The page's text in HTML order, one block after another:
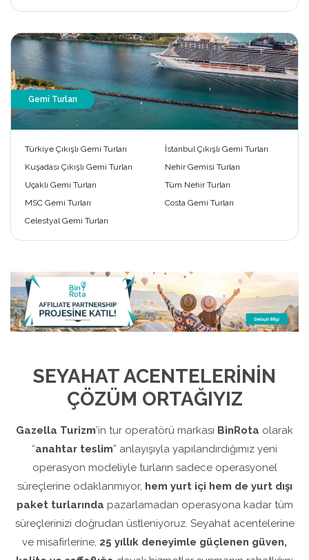
Gemi Turları
Türkiye Çıkışlı Gemi Turları
İstanbul Çıkışlı Gemi Turları
Kuşadası Çıkışlı Gemi Turları
Nehir Gemisi Turları
Uçaklı Gemi Turları
Tüm Nehir Turları
MSC Gemi Turları
Costa Gemi Turları
Celestyal Gemi Turları
SEYAHAT ACENTELERİNİN
ÇÖZÜM ORTAĞIYIZ
Gazella Turizm’in tur operatörü markası BinRota olarak
“anahtar teslim” anlayışıyla yapılandırdığımız yeni
operasyon modeliyle turların sadece operasyonel
süreçlerine odaklanmıyor, hem yurt içi hem de yurt dışı
paket turlarında pazarlamadan operasyona kadar tüm
süreçlerinizi doğrudan üstleniyoruz. Seyahat acentelerine
ve misafirlerine, 25 yıllık deneyimle güçlenen güven,